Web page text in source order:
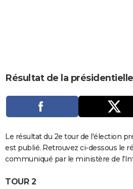
CARTE DE VOEUX
DICTIONNAIRE
Dictionnaire
Biographies
Expressions
Proverbes
PROGRAMME TV
COPAINS D'AVANT
S'inscrire
Se connecter
Lycées
Collèges
Primaires
Universités
Entreprises
Service militaire
Avis de recherche
AVIS DE DÉCÈS
FORUM
Résultat de la
Le résultat du 2e tour de l'élection
est publié. Retrouvez ci-dessous le
communiqué par le ministère de
TOUR 2